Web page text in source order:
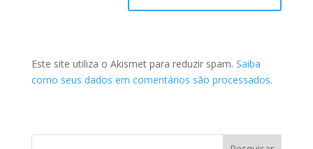
Este site utiliza o Akismet para reduzir spam. Saiba
como seus dados em comentários são processados.